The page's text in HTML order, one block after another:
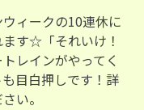
ィークの10連休に
す☆「それいけ！
レインがやってく
目白押しです！詳
い。